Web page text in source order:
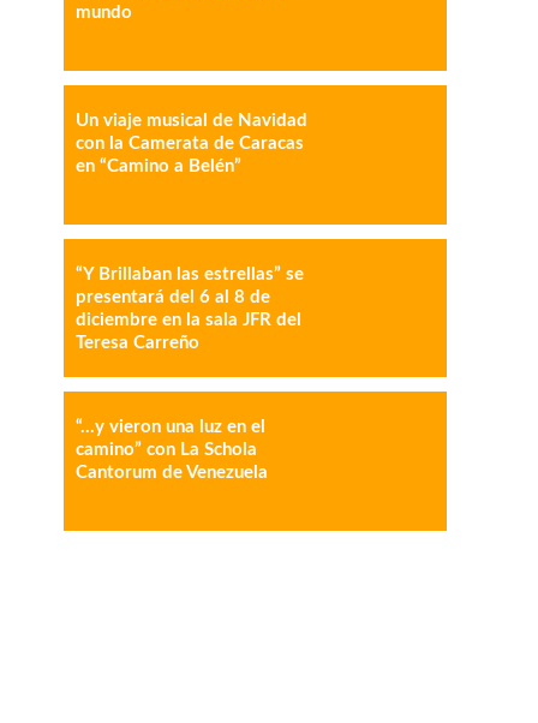
IMPRESIÓN COPY URL
mundo
Un viaje musical de Navidad
con la Camerata de Caracas
en “Camino a Belén”
“Y Brillaban las estrellas” se
presentará del 6 al 8 de
diciembre en la sala JFR del
Teresa Carreño
“…y vieron una luz en el
camino” con La Schola
Cantorum de Venezuela